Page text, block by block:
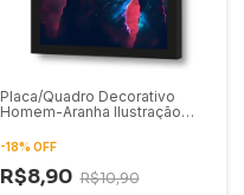
Placa/Quadro Decorativo
Homem-Aranha Ilustração
-18% OFF
R$8,90 R$10,90